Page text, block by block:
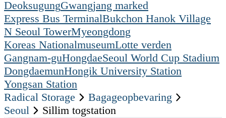
DeoksugungGwangjang marked
Express Bus TerminalBukchon Hanok Village
N Seoul TowerMyeongdong
Koreas NationalmuseumLotte verden
Gangnam-guHongdaeSeoul World Cup Stadium
DongdaemunHongik University Station
Yongsan Station
Radical Storage
Bagageopbevaring
Seoul
Sillim togstation